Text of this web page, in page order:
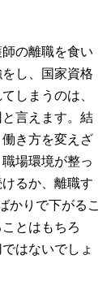
の離職を食い
し、国家資格
しまうのは、
言えます。結
き方を変えざ
場環境が整っ
るか、離職す
かりで下がるこ
とはもちろ
はないでしょ